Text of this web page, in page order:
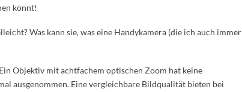
könnt!
Was kann sie, was eine Handykamera (die ich auch immer
Objektiv mit achtfachem optischen Zoom hat keine
ausgenommen. Eine vergleichbare Bildqualität bieten bei